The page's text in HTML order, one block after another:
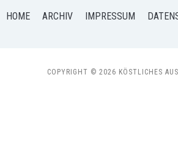
HOME ARCHIV IMPRESSUM
COPYRIGHT © 2026 KÖSTLICHES AUS